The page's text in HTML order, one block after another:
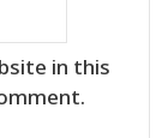
in this